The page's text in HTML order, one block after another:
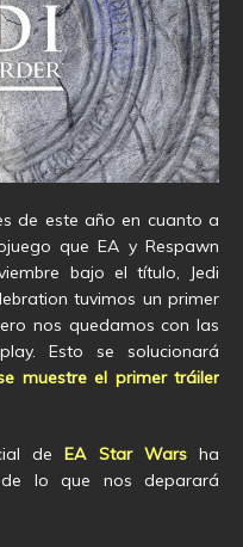
de este año en cuanto a
que EA y Respawn
bajo el título, Jedi
tuvimos un primer
nos quedamos con las
Esto se solucionará
muestre el primer tráiler
de EA Star Warsha
lo que nos deparará